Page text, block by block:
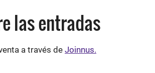
las entradas
a través de Joinnus.